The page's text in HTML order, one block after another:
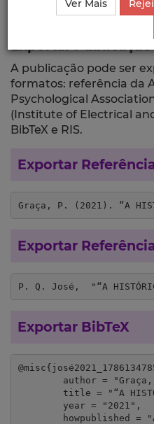
Publicação
Exportar
A publicação pode ser
formatos: referência da
Psychological
(Institute of Electrical
BibTeX e RIS.
Exportar
Graça, P. (2021). “A
Exportar
P. Q. José,  "“A HISTÓRICA
Exportar BibTeX
Ver Mais